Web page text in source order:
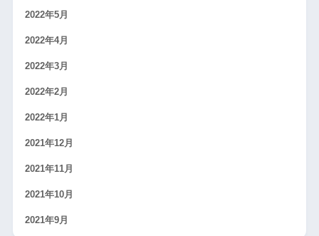
2022年5月
2022年4月
2022年3月
2022年2月
2022年1月
2021年12月
2021年11月
2021年10月
2021年9月